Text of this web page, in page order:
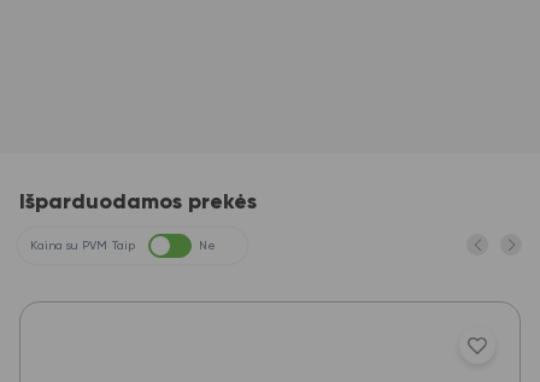
Išparduodamos prekės
Kaina su PVM Taip Ne